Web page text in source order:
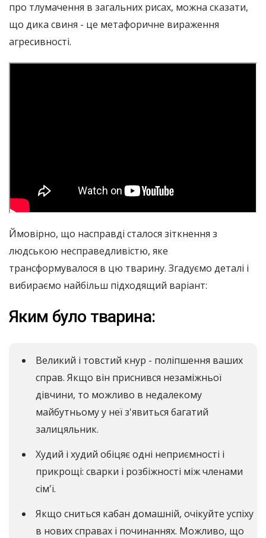
про тлумачення в загальних рисах, можна сказати,
що дика свиня - це метафоричне вираження
агресивності.
Ймовірно, що насправді сталося зіткнення з
людською несправедливістю, яке
трансформувалося в цю тварину. Згадуємо деталі і
вибираємо найбільш підходящий варіант:
Яким було тварина:
Великий і товстий кнур - поліпшення ваших
справ. Якщо він приснився незаміжньої
дівчини, то можливо в недалекому
майбутньому у неї з'явиться багатий
залицяльник.
Худий і худий обіцяє одні неприємності і
прикрощі: сварки і розбіжності між членами
сім'ї.
Якщо сниться кабан домашній, очікуйте успіху
в нових справах і починаннях. Можливо, що